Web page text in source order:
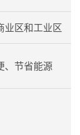
业区和工业区
、节省能源